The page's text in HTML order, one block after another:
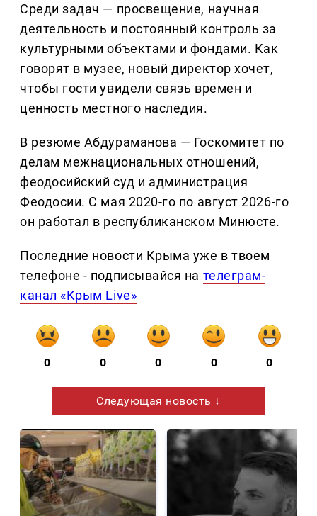
Среди задач — просвещение, научная
деятельность и постоянный контроль за
культурными объектами и фондами. Как
говорят в музее, новый директор хочет,
чтобы гости увидели связь времен и
ценность местного наследия.
В резюме Абдураманова — Госкомитет по
делам межнациональных отношений,
феодосийский суд и администрация
Феодосии. С мая 2020-го по август 2026-го
он работал в республиканском Минюсте.
Последние новости Крыма уже в твоем
телефоне - подписывайся на телеграм-
канал «Крым Live»
0 0 0 0 0
Следующая новость ↓